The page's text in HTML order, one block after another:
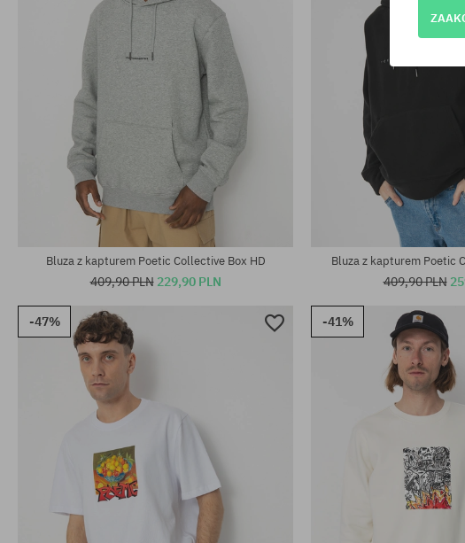
Dostępne rozmiary:
Dostępne rozmiary:
Bluza z kapturem Poetic Collective Box HD
409,90 PLN 229,90 PLN
Bluza z kapturem Poetic
409,90 PLN
-47% -41%